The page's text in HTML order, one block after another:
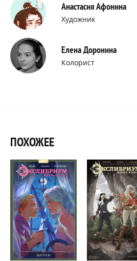
Анастасия Афонина
Художник
Елена Доронина
Колорист
ПОХОЖЕЕ